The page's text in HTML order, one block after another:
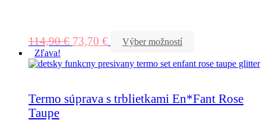
114,90€ 73,70 €
Výber možností
Zľava!
Termo súprava s trblietkami En*Fant Rose
Taupe